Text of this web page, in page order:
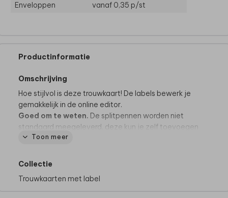
Enveloppen
vanaf 0,35 p/st
Productinformatie
Omschrijving
Hoe stijlvol is deze trouwkaart! De labels bewerk je
gemakkelijk in de online editor.
Goed om te weten. De splitpennen worden niet
standaard meegeleverd, deze kun je zelf toevoegen
tijdens het bestelproces. Je vindt alle
Toon meer
Collectie
Trouwkaarten met label